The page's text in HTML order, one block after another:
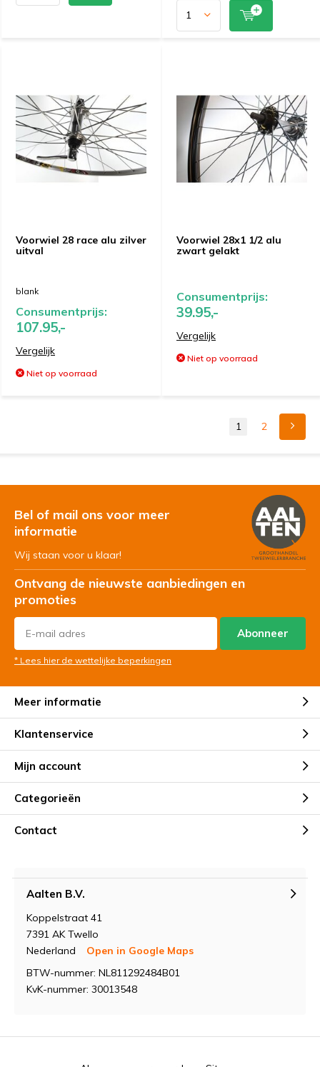
Voorwiel 28 race alu zilver
uitval
blank
Consumentprijs:
107.95,-
Vergelijk
Niet op voorraad
Voorwiel 28x1 1/2 alu
zwart gelakt
Consumentprijs:
39.95,-
Vergelijk
Niet op voorraad
1 2
Bel of mail ons voor meer
informatie
Wij staan voor u klaar!
Ontvang de nieuwste aanbiedingen en
promoties
Abonneer
* Lees hier de wettelijke beperkingen
Meer informatie
Klantenservice
Mijn account
Categorieën
Contact
Aalten B.V.
Koppelstraat 41
7391 AK Twello
Nederland
Open in Google Maps
BTW-nummer: NL811292484B01
KvK-nummer: 30013548